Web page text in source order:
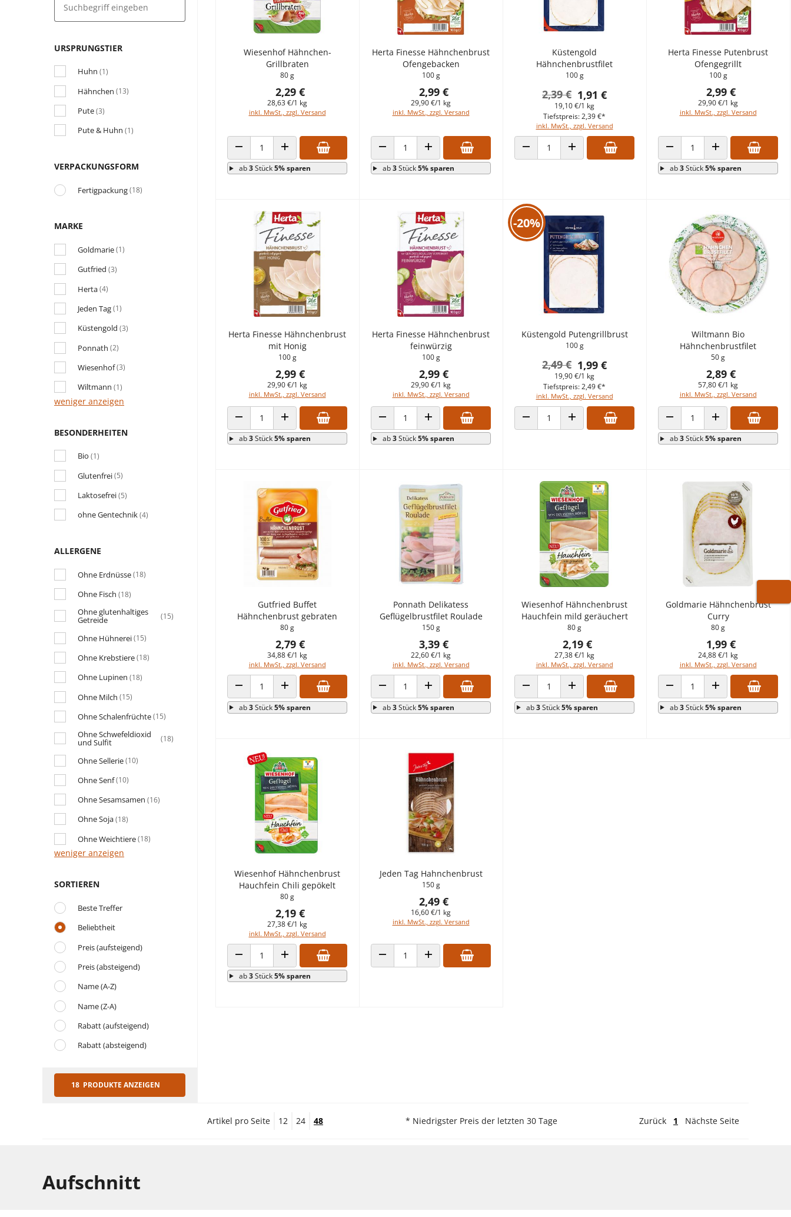
URSPRUNGSTIER
Huhn (1)
Hähnchen (13)
Pute(3)
Pute & Huhn (1)
VERPACKUNGSFORM
Fertigpackung(18)
MARKE
Goldmarie(1)
Gutfried (3)
Herta(4)
Jeden Tag(1)
Küstengold (3)
Ponnath (2)
Wiesenhof(3)
Wiltmann (1)
weniger anzeigen
BESONDERHEITEN
Bio (1)
Glutenfrei(5)
Laktosefrei(5)
ohne Gentechnik(4)
ALLERGENE
Ohne Erdnüsse(18)
Ohne Fisch (18)
Ohne glutenhaltiges
Getreide (15)
Ohne Hühnerei(15)
Ohne Krebstiere(18)
Ohne Lupinen (18)
Ohne Milch (15)
Ohne Schalenfrüchte(15)
Ohne Schwefeldioxid
und Sulfit (18)
Ohne Sellerie(10)
Ohne Senf(10)
Ohne Sesamsamen (16)
Ohne Soja(18)
Ohne Weichtiere(18)
weniger anzeigen
SORTIEREN
Beste Treffer
Beliebtheit
Preis (aufsteigend)
Preis (absteigend)
Name (A-Z)
Name (Z-A)
Rabatt (aufsteigend)
Rabatt (absteigend)
18 PRODUKTE ANZEIGEN
Wiesenhof Hähnchen-
Grillbraten
80 g
2,29 €
28,63 €/1 kg
inkl. MwSt., zzgl. Versand
ANZAHL VERRINGERNANZAHL ERHÖHEN
ab3Stück5% sparen
Herta Finesse Hähnchenbrust
Ofengebacken
100 g
2,99 €
29,90 €/1 kg
inkl. MwSt., zzgl. Versand
ANZAHL VERRINGERNANZAHL ERHÖHEN
ab3Stück5% sparen
Küstengold
Hähnchenbrustfilet
100 g
1,91 €
2,39 €
19,10 €/1 kg
inkl. MwSt., zzgl. Versand
Tiefstpreis: 2,39 €*
ANZAHL VERRINGERNANZAHL ERHÖHEN
Herta Finesse Putenbrust
Ofengegrillt
100 g
2,99 €
29,90 €/1 kg
inkl. MwSt., zzgl. Versand
ANZAHL VERRINGERNANZAHL ERHÖHEN
ab3Stück5% sparen
Herta Finesse Hähnchenbrust
mit Honig
100 g
2,99 €
29,90 €/1 kg
inkl. MwSt., zzgl. Versand
ANZAHL VERRINGERNANZAHL ERHÖHEN
ab3Stück5% sparen
Herta Finesse Hähnchenbrust
feinwürzig
100 g
2,99 €
29,90 €/1 kg
inkl. MwSt., zzgl. Versand
ANZAHL VERRINGERNANZAHL ERHÖHEN
ab3Stück5% sparen
-20%
Küstengold Putengrillbrust
100 g
1,99 €
2,49 €
19,90 €/1 kg
inkl. MwSt., zzgl. Versand
Tiefstpreis: 2,49 €*
ANZAHL VERRINGERNANZAHL ERHÖHEN
Wiltmann Bio
Hähnchenbrustfilet
50 g
2,89 €
57,80 €/1 kg
inkl. MwSt., zzgl. Versand
ANZAHL VERRINGERNANZAHL ERHÖHEN
ab3Stück5% sparen
Gutfried Buffet
Hähnchenbrust gebraten
80 g
2,79 €
34,88 €/1 kg
inkl. MwSt., zzgl. Versand
ANZAHL VERRINGERNANZAHL ERHÖHEN
ab3Stück5% sparen
Ponnath Delikatess
Geflügelbrustfilet Roulade
150 g
3,39 €
22,60 €/1 kg
inkl. MwSt., zzgl. Versand
ANZAHL VERRINGERNANZAHL ERHÖHEN
ab3Stück5% sparen
Wiesenhof Hähnchenbrust
Hauchfein mild geräuchert
80 g
2,19 €
27,38 €/1 kg
inkl. MwSt., zzgl. Versand
ANZAHL VERRINGERNANZAHL ERHÖHEN
ab3Stück5% sparen
Goldmarie Hähnchenbrust
Curry
80 g
1,99 €
24,88 €/1 kg
inkl. MwSt., zzgl. Versand
ANZAHL VERRINGERNANZAHL ERHÖHEN
ab3Stück5% sparen
Wiesenhof Hähnchenbrust
Hauchfein Chili gepökelt
80 g
2,19 €
27,38 €/1 kg
inkl. MwSt., zzgl. Versand
ANZAHL VERRINGERNANZAHL ERHÖHEN
ab3Stück5% sparen
Jeden Tag Hahnchenbrust
150 g
2,49 €
16,60 €/1 kg
inkl. MwSt., zzgl. Versand
ANZAHL VERRINGERNANZAHL ERHÖHEN
Artikel pro Seite 12 24 48 * Niedrigster Preis der letzten 30 Tage Zurück 1 Nächste Seite
Aufschnitt